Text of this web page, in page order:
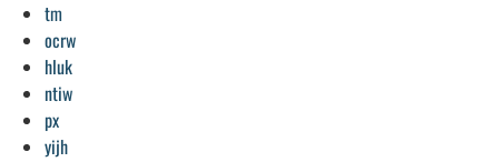
tm
ocrw
hluk
ntiw
px
yijh